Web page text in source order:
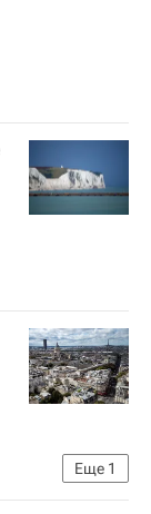
Еще 1
Французская партия "Республиканцы" (Les Républicains)